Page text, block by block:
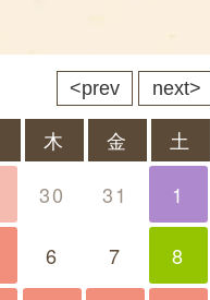
prev next
木 金
土
30 31 1
1
6 7 8
8